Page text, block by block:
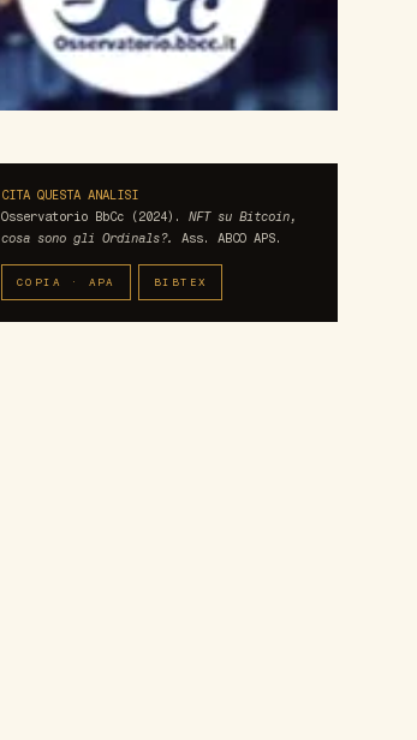
CITA QUESTA ANALISI
Osservatorio BbCc (2024). NFT su Bitcoin,
cosa sono gli Ordinals?.
Ass. ABCO APS.
COPIA · APA BIBTEX